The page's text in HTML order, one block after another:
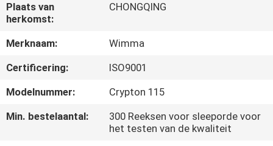
OVER
ONS
FABRIEKSTOCHT
KWALITEITSCONTROLE
Plaats van
herkomst:
CHONGQING
Merknaam:
Wimma
Certificering:
ISO9001
Modelnummer:
Crypton 115
Min. bestelaantal:
300 Reeksen voor sleeporde voor
het testen van de kwaliteit